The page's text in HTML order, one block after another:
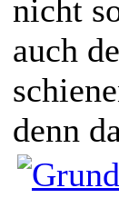
nicht
auch
denn